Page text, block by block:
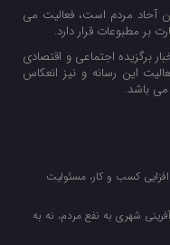
آحاد مردم است، فعالیت می
بر مطبوعات قرار دارد.
برگزیده اجتماعی و اقتصادی
این رسانه و نیز انعکاس
می باشد.
کسب و کار، مسئولیت
شهری به نفع مردم، نه به